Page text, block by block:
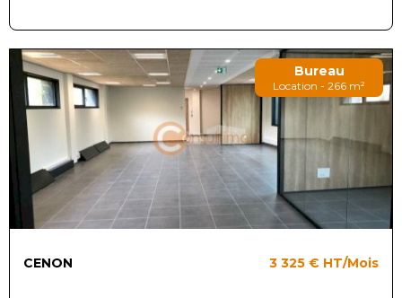
Bureau
Location - 266 m²
CENON 3 325 € HT/Mois